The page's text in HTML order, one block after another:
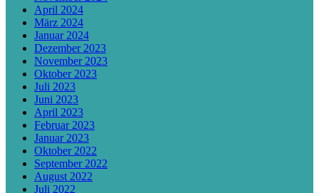
April 2024
März 2024
Januar 2024
Dezember 2023
November 2023
Oktober 2023
Juli 2023
Juni 2023
April 2023
Februar 2023
Januar 2023
Oktober 2022
September 2022
August 2022
Juli 2022